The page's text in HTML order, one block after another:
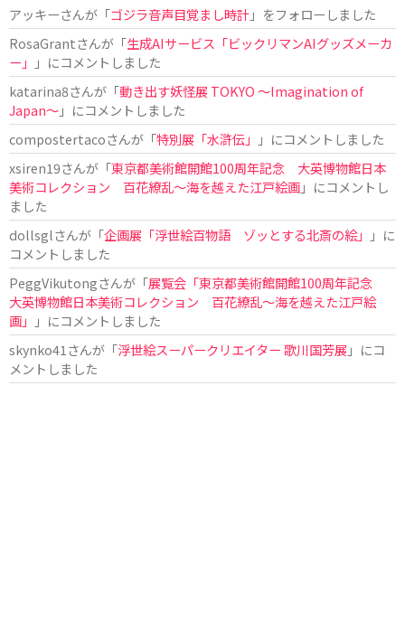
アッキーさんが「ゴジラ音声目覚まし時計」をフォローしました
RosaGrantさんが「生成AIサービス「ビックリマンAIグッズメーカ
ー」
」にコメントしました
katarina8さんが「動き出す妖怪展 TOKYO 〜Imagination of
Japan〜」にコメントしました
compostertacoさんが「特別展「水滸伝」
」にコメントしました
xsiren19さんが「東京都美術館開館100周年記念 大英博物館日本
美術コレクション 百花繚乱～海を越えた江戸絵画」にコメントし
ました
dollsglさんが「企画展「浮世絵百物語 ゾッとする北斎の絵」
」に
コメントしました
PeggVikutongさんが「展覧会「東京都美術館開館100周年記念
大英博物館日本美術コレクション 百花繚乱〜海を越えた江戸絵
画」
」にコメントしました
skynko41 さんが「浮世絵スーパークリエイター 歌川国芳展 」にコ
メントしました